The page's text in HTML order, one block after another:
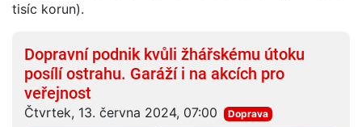
tisíc korun).
Dopravní podnik kvůli žhářskému útoku
posílí ostrahu. Garáží i na akcích pro
veřejnost
Čtvrtek, 13. června 2024, 07:00 Doprava